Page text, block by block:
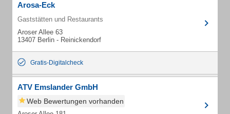
Arosa-Eck
Gaststätten und Restaurants
Aroser Allee 63
13407 Berlin - Reinickendorf
Gratis-Digitalcheck
ATV Emslander GmbH
Web Bewertungen vorhanden